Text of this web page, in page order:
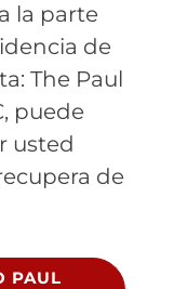
la parte
de
The Paul
puede
usted
de
PAUL